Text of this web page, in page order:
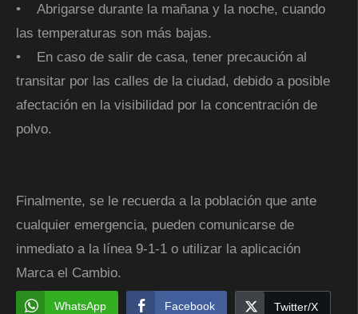
• Abrigarse durante la mañana y la noche, cuando
las temperaturas son más bajas.
• En caso de salir de casa, tener precaución al
transitar por las calles de la ciudad, debido a posible
afectación en la visibilidad por la concentración de
polvo.
Finalmente, se le recuerda a la población que ante
cualquier emergencia, pueden comunicarse de
inmediato a la línea 9-1-1 o utilizar la aplicación
Marca el Cambio.
WhatsApp Facebook Twitter/X